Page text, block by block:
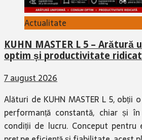
Actualitate
KUHN MASTER L 5 – Arătură
optim și productivitate
7 august 2026
Alături de KUHN MASTER L 5, obții
performanță constantă, chiar și
condiții de lucru. Conceput pentru
preț pe eficiență și fiabilitate, acest